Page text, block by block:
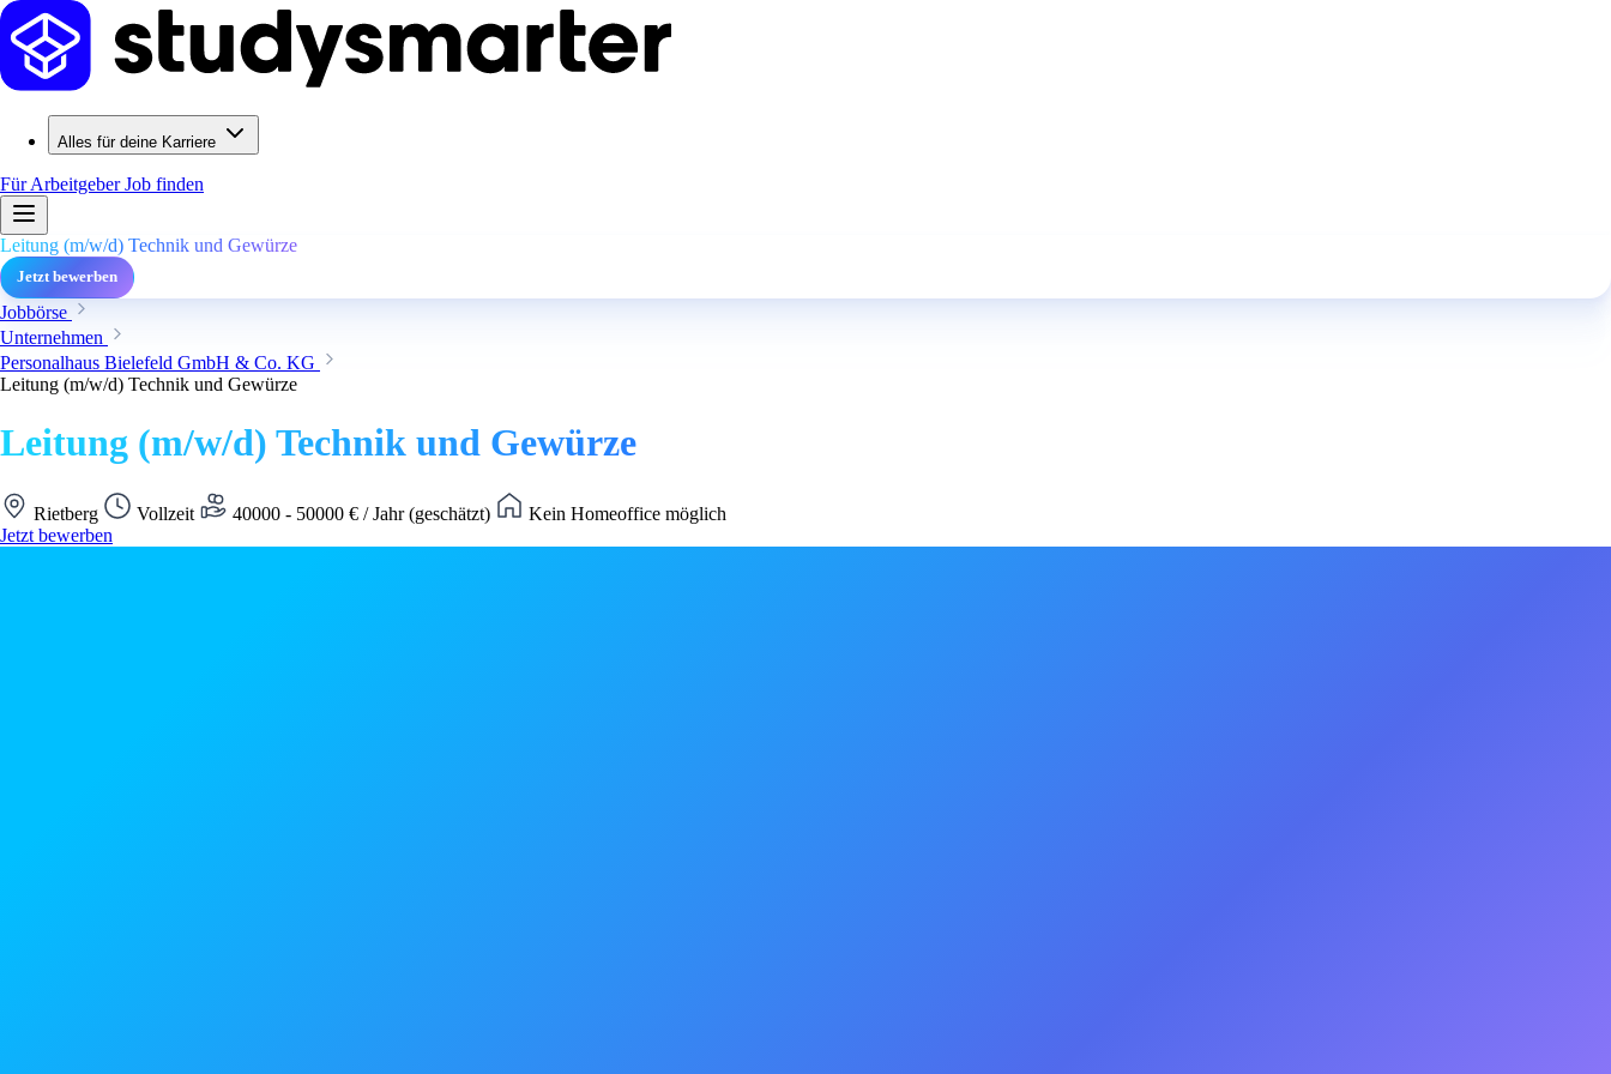
Alles für deine Karriere
Für ArbeitgeberJob finden
Leitung (m/w/d) Technik und Gewürze
Jetzt bewerben
Jobbörse
Unternehmen
Personalhaus Bielefeld GmbH & Co. KG
Leitung (m/w/d) Technik und Gewürze
Leitung (m/w/d) Technik und Gewürze
Rietberg Vollzeit 40000 - 50000 € / Jahr (geschätzt)
Kein Homeoffice möglich
Jetzt bewerben